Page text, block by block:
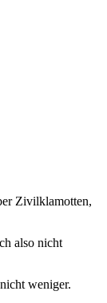
Zivilklamotten,
also nicht
weniger.